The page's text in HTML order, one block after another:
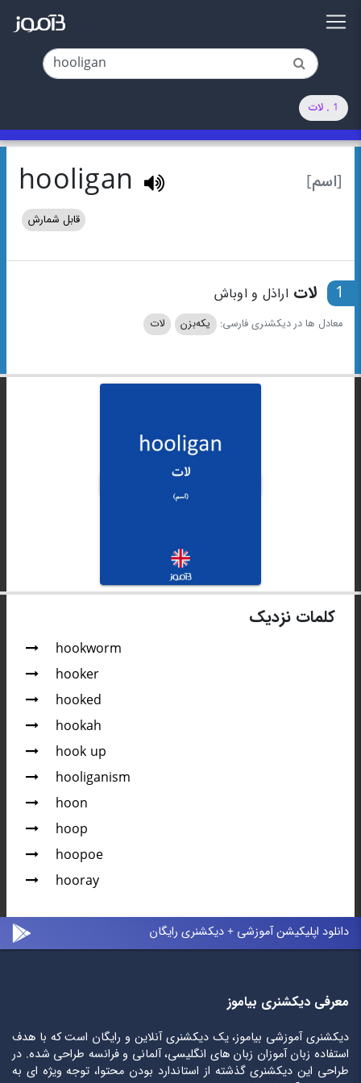
1 . لات
[اسم] hooligan
قابل شمارش
1 لات اراذل و اوباش
معادل ها در دیکشنری فارسی: یکه‌بزن لات
کلمات نزدیک
hookworm
hooker
hooked
hookah
hook up
hooliganism
hoon
hoop
hoopoe
hooray
دانلود اپلیکیشن آموزشی + دیکشنری رایگان
معرفی دیکشنری بیاموز
دیکشنری آموزشی بیاموز، یک دیکشنری آنلاین و رایگان است که با هدف
استفاده زبان آموزان زبان های انگلیسی، آلمانی و فرانسه طراحی شده. در
طراحی این دیکشنری گذشته از استاندارد بودن محتوا، توجه ویژه ای به